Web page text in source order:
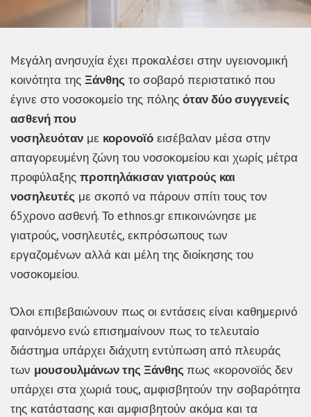
Mεγάλη ανησυχία έχει προκαλέσει στην υγειονομική
κοινότητα της Ξάνθης το σοβαρό περιστατικό που
έγινε στο νοσοκομείο της πόλης όταν δύο συγγενείς
ασθενή που
νοσηλευόταν με κορονοϊό εισέβαλαν μέσα στην
απαγορευμένη ζώνη του νοσοκομείου και χωρίς μέτρα
προφύλαξης προπηλάκισαν γιατρούς και
νοσηλευτές με σκοπό να πάρουν σπίτι τους τον
65χρονο ασθενή. Το ethnos.gr επικοινώνησε με
γιατρούς, νοσηλευτές, εκπρόσωπους των
εργαζομένων αλλά και μέλη της διοίκησης του
νοσοκομείου.
Όλοι επιβεβαιώνουν πως οι εντάσεις είναι καθημερινό
φαινόμενο ενώ επισημαίνουν πως το τελευταίο
διάστημα υπάρχει διάχυτη εντύπωση από πλευράς
των μουσουλμάνων της Ξάνθης πως «κορονοϊός δεν
υπάρχει στα χωριά τους, αμφισβητούν την σοβαρότητα
της κατάστασης και αμφισβητούν ακόμα και τα